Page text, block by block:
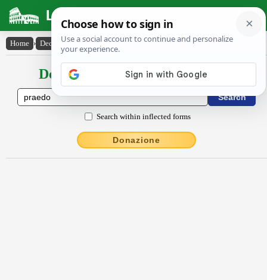
Latin Dictionary
Home › Declensions / Conjugations › praedo
Declensions / Conjugations latin
Search within inflected forms
Donazione